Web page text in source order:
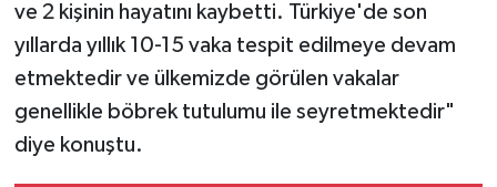
ve 2 kişinin hayatını kaybetti. Türkiye'de son
yıllarda yıllık 10-15 vaka tespit edilmeye devam
etmektedir ve ülkemizde görülen vakalar
genellikle böbrek tutulumu ile seyretmektedir"
diye konuştu.